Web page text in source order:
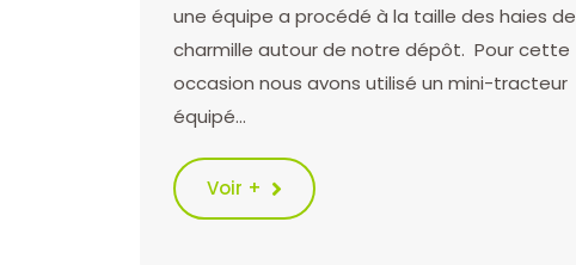
une équipe a procédé à la taille des haies de
charmille autour de notre dépôt. Pour cette
occasion nous avons utilisé un mini-tracteur
équipé…
Voir +